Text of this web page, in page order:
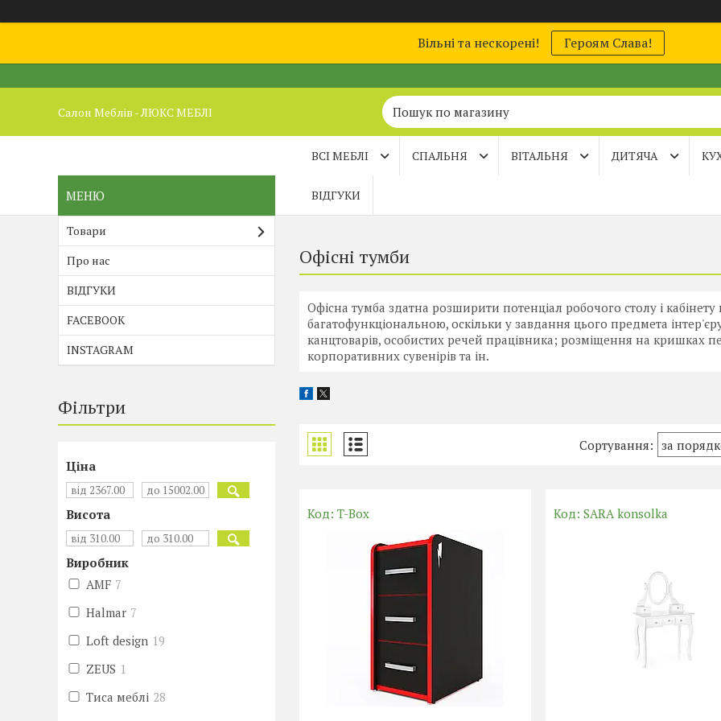
Вільні та нескорені! Героям Слава!
Салон Меблів - ЛЮКС МЕБЛІ
ВСІ МЕБЛІ СПАЛЬНЯ ВІТАЛЬНЯ ДИТЯЧА
ВІДГУКИ
Офісні тумби
Офісна тумба здатна розширити потенціал робочого столу і
багатофункціональною, оскільки у завдання цього предмета
канцтоварів, особистих речей працівника; розміщення на кришках
корпоративних сувенірів та ін.
T-Box SARA konsolka
Товари
Про нас
ВІДГУКИ
FACEBOOK
INSTAGRAM
Фільтри
Ціна
Висота
Виробник
AMF 7
Halmar 7
Loft design 19
ZEUS 1
Тиса меблі 28